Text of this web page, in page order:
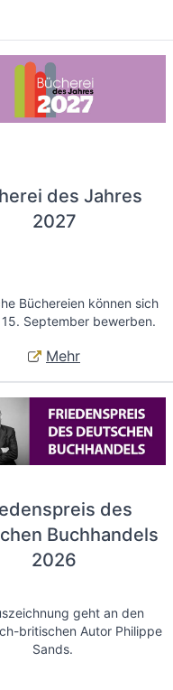
des Jahres
2027
Büchereien können sich
September bewerben.
Mehr
des
Buchhandels
2026
geht an den
britischen Autor Philippe
Sands.